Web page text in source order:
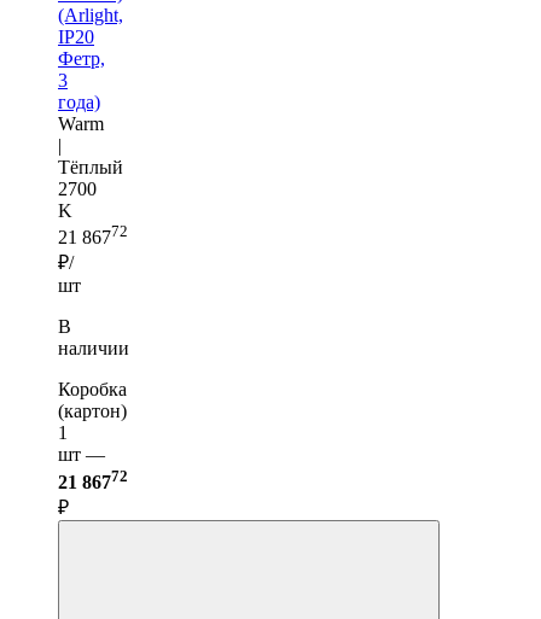
(Arlight,
IP20
Фетр,
3
года)
Warm
|
Тёплый
2700
K
21 86772
₽/
шт
В
наличии
Коробка
(картон)
1
шт —
21 86772
₽